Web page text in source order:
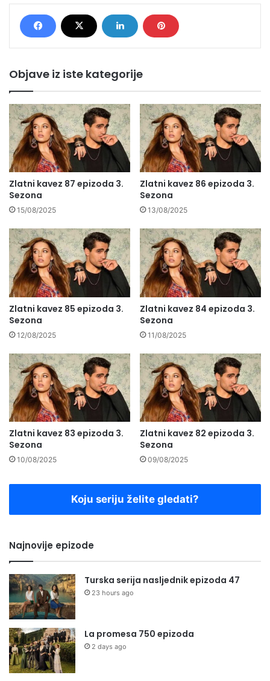
Objave iz iste kategorije
Zlatni kavez 87 epizoda 3.
Sezona
15/08/2025
Zlatni kavez 86 epizoda 3.
Sezona
13/08/2025
Zlatni kavez 85 epizoda 3.
Sezona
12/08/2025
Zlatni kavez 84 epizoda 3.
Sezona
11/08/2025
Zlatni kavez 83 epizoda 3.
Sezona
10/08/2025
Zlatni kavez 82 epizoda 3.
Sezona
09/08/2025
Koju seriju želite gledati?
Najnovije epizode
Turska serija nasljednik epizoda 47
23 hours ago
La promesa 750 epizoda
2 days ago